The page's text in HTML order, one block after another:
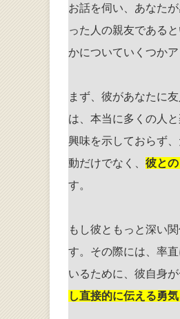
お話を伺い、あなた
った人の親友である
かについていくつか
まず、彼があなたに
は、本当に多くの人
興味を示しておらず
動だけでなく、 彼と
す。
もし彼ともっと深い
す。その際には、率
いるために、彼自身
し直接的に伝える勇